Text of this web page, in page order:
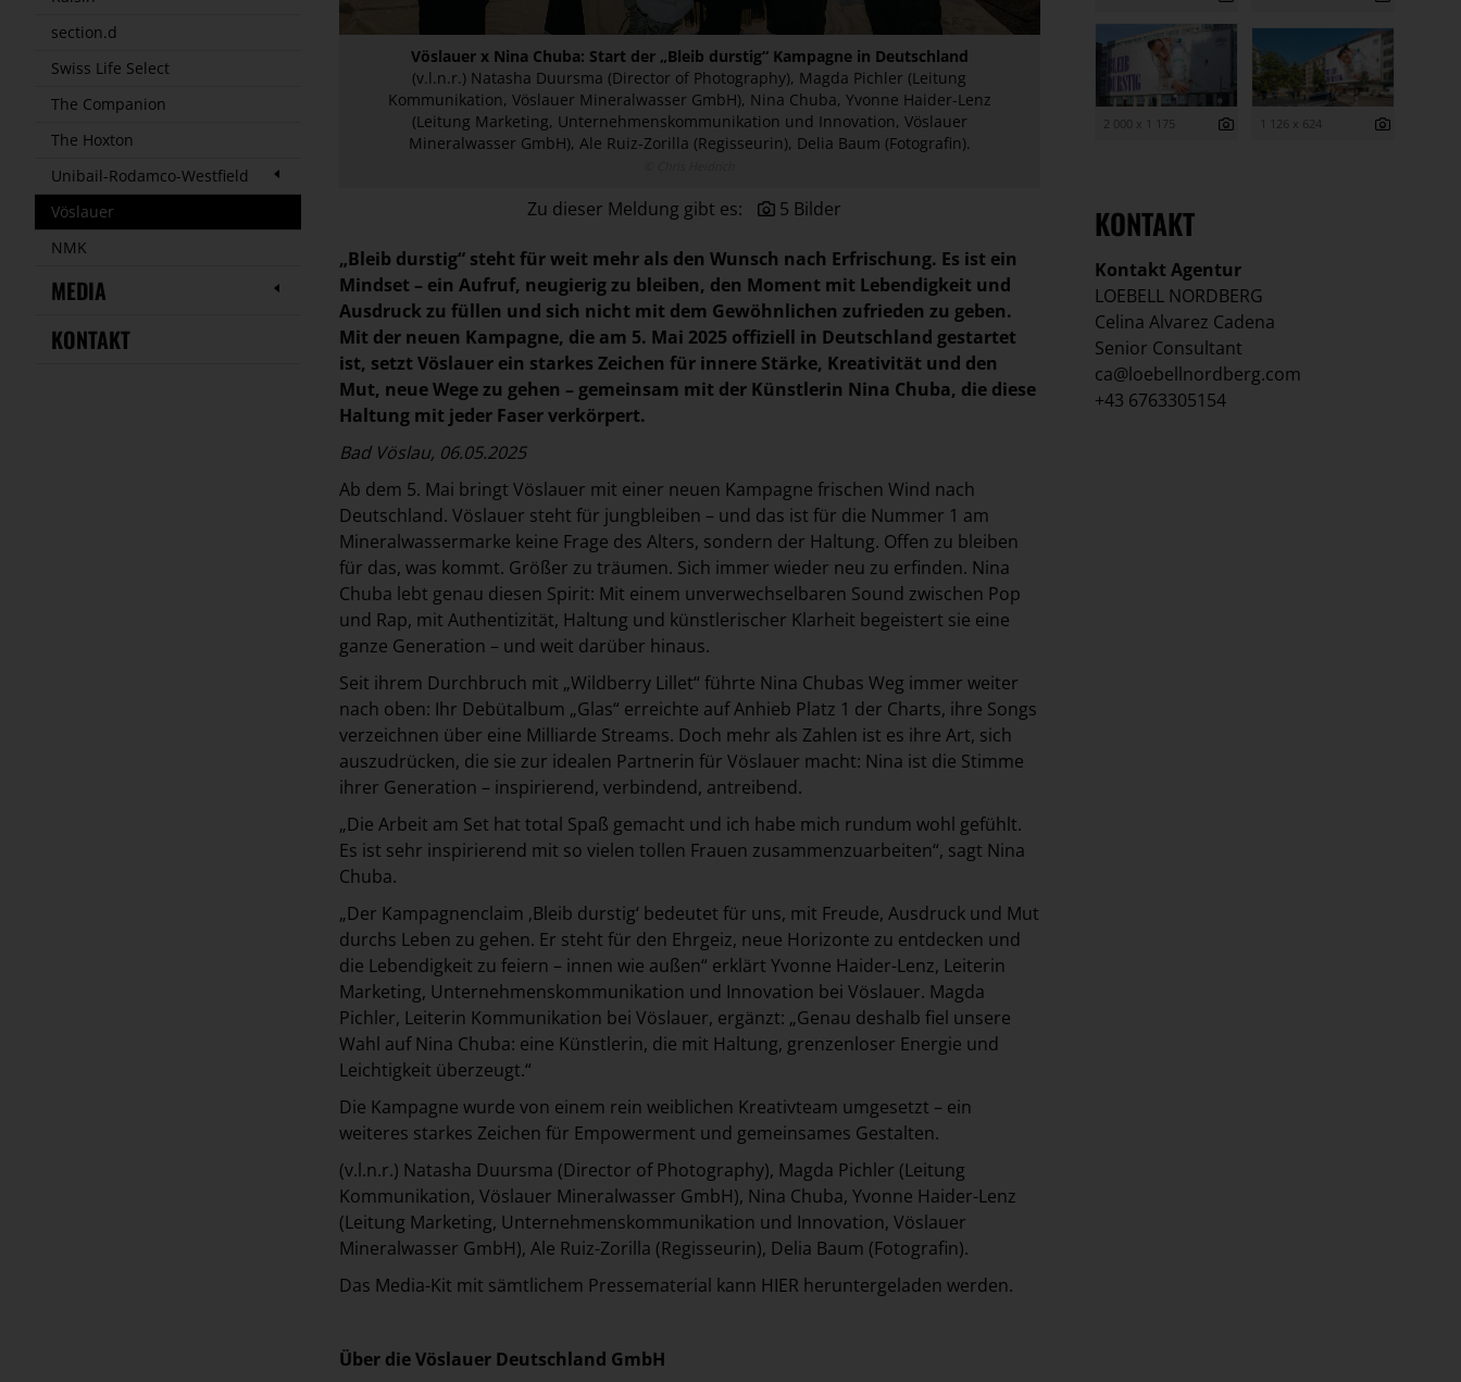
section.d
Swiss Life Select
The Companion
The Hoxton
Unibail-Rodamco-Westfield
Vöslauer
NMK
MEDIA
KONTAKT
Vöslauer x Nina Chuba: Start der „Bleib durstig“ Kampagne in Deutschland
(v.l.n.r.) Natasha Duursma (Director of Photography), Magda Pichler (Leitung
Kommunikation, Vöslauer Mineralwasser GmbH), Nina Chuba, Yvonne Haider-Lenz
(Leitung Marketing, Unternehmenskommunikation und Innovation, Vöslauer
Mineralwasser GmbH), Ale Ruiz-Zorilla (Regisseurin), Delia Baum (Fotografin).
Zu dieser Meldung gibt es: 5 Bilder
„Bleib durstig“ steht für weit mehr als den Wunsch nach Erfrischung. Es ist ein
Mindset – ein Aufruf, neugierig zu bleiben, den Moment mit Lebendigkeit und
Ausdruck zu füllen und sich nicht mit dem Gewöhnlichen zufrieden zu geben.
Mit der neuen Kampagne, die am 5. Mai 2025 offiziell in Deutschland gestartet
ist, setzt Vöslauer ein starkes Zeichen für innere Stärke, Kreativität und den
Mut, neue Wege zu gehen – gemeinsam mit der Künstlerin Nina Chuba, die diese
Haltung mit jeder Faser verkörpert.
Bad Vöslau, 06.05.2025
Ab dem 5. Mai bringt Vöslauer mit einer neuen Kampagne frischen Wind nach
Deutschland. Vöslauer steht für jungbleiben – und das ist für die Nummer 1 am
Mineralwassermarke keine Frage des Alters, sondern der Haltung. Offen zu bleiben
für das, was kommt. Größer zu träumen. Sich immer wieder neu zu erfinden. Nina
Chuba lebt genau diesen Spirit: Mit einem unverwechselbaren Sound zwischen Pop
und Rap, mit Authentizität, Haltung und künstlerischer Klarheit begeistert sie eine
ganze Generation – und weit darüber hinaus.
Seit ihrem Durchbruch mit „Wildberry Lillet“ führte Nina Chubas Weg immer weiter
nach oben: Ihr Debütalbum „Glas“ erreichte auf Anhieb Platz 1 der Charts, ihre Songs
verzeichnen über eine Milliarde Streams. Doch mehr als Zahlen ist es ihre Art, sich
auszudrücken, die sie zur idealen Partnerin für Vöslauer macht: Nina ist die Stimme
ihrer Generation – inspirierend, verbindend, antreibend.
„Die Arbeit am Set hat total Spaß gemacht und ich habe mich rundum wohl gefühlt.
Es ist sehr inspirierend mit so vielen tollen Frauen zusammenzuarbeiten“, sagt Nina
Chuba.
„Der Kampagnenclaim ‚Bleib durstig‘ bedeutet für uns, mit Freude, Ausdruck und Mut
durchs Leben zu gehen. Er steht für den Ehrgeiz, neue Horizonte zu entdecken und
die Lebendigkeit zu feiern – innen wie außen“ erklärt Yvonne Haider-Lenz, Leiterin
Marketing, Unternehmenskommunikation und Innovation bei Vöslauer. Magda
Pichler, Leiterin Kommunikation bei Vöslauer, ergänzt: „Genau deshalb fiel unsere
Wahl auf Nina Chuba: eine Künstlerin, die mit Haltung, grenzenloser Energie und
Leichtigkeit überzeugt.“
Die Kampagne wurde von einem rein weiblichen Kreativteam umgesetzt – ein
weiteres starkes Zeichen für Empowerment und gemeinsames Gestalten.
(v.l.n.r.) Natasha Duursma (Director of Photography), Magda Pichler (Leitung
Kommunikation, Vöslauer Mineralwasser GmbH), Nina Chuba, Yvonne Haider-Lenz
(Leitung Marketing, Unternehmenskommunikation und Innovation, Vöslauer
Mineralwasser GmbH), Ale Ruiz-Zorilla (Regisseurin), Delia Baum (Fotografin).
Das Media-Kit mit sämtlichem Pressematerial kann HIER heruntergeladen werden.
Über die Vöslauer Deutschland GmbH
2 000 x 1 175 1 126 x 624
KONTAKT
Kontakt Agentur
LOEBELL NORDBERG
Celina Alvarez Cadena
Senior Consultant
ca@loebellnordberg.com
+43 6763305154